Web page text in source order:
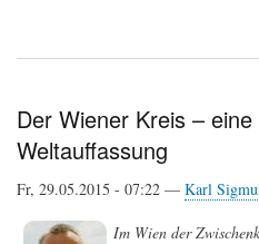
Der Wiener Kreis –
Weltauffassung
Fr, 29.05.2015 - 07:22 — Karl
Im Wien der